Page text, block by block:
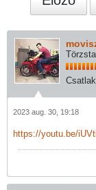
2023 aug. 30, 19:18
https://youtu.be/